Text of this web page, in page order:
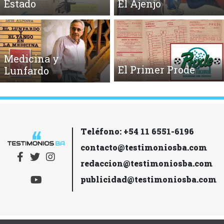
Estado
El Ajenjo
Medicina y
Lunfardo
El Primer Prode
Teléfono: +54 11 6551-6196
contacto@testimoniosba.com
redaccion@testimoniosba.com
publicidad@testimoniosba.com